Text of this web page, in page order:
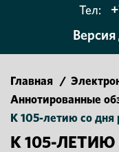
Тел:
Главная /
Аннотированные
К 105-летию со
К 105-